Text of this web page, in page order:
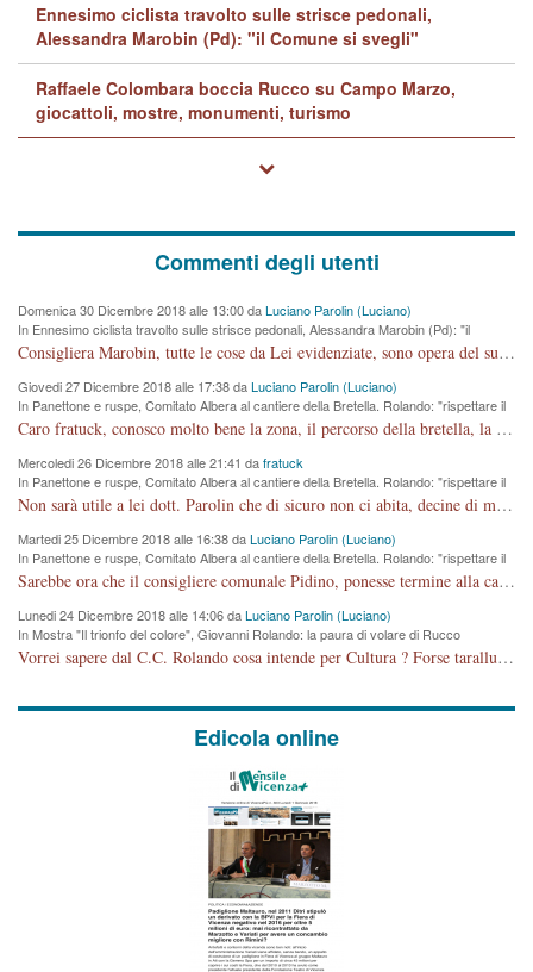
Ennesimo ciclista travolto sulle strisce pedonali,
Alessandra Marobin (Pd): "il Comune si svegli"
Raffaele Colombara boccia Rucco su Campo Marzo,
giocattoli, mostre, monumenti, turismo
Commenti degli utenti
Domenica 30 Dicembre 2018 alle 13:00 daLuciano Parolin (Luciano)
In Ennesimo ciclista travolto sulle strisce pedonali, Alessandra Marobin (Pd): "il
Comune si svegli"
Consigliera Marobin, tutte le cose da Lei evidenziate, sono opera del suo ex Assessore e compagno di Partito Antonio Marco Dalla Pozza Assessore alla "progettazione" di piste ciclabili e altre porcherie. A lui manderei il conto da saldare per incidenti e danni alle persone. E' ora che "finiamola." Avete perso rassegnatevi. qui IL SINDACO RUCCO NON C'ENTRA PER NIENTE. CAPITO!!!!!!!! Amen.
Giovedi 27 Dicembre 2018 alle 17:38 daLuciano Parolin (Luciano)
In Panettone e ruspe, Comitato Albera al cantiere della Bretella. Rolando: "rispettare il
cronoprogramma"
Caro fratuck, conosco molto bene la zona, il percorso della bretella, la situazione dei cittadini, abito in Viale Trento. A partire dal 2003 ho partecipato al Comitato di Maddalene pro bretella, e a riunioni propositive per apportare modifiche al progetto. Numerose mie foto del territorio sono arrivate a Roma, altri miei interventi (non graditi dalla Sx) sono stati pubblicati dal GdV, assieme ad altri come Ciro Asproso, ora favorevole alla bretella. Ho partecipato alla raccolta firme per la chiusura della strada x 5 giorni eseguita dal Sindaco Hullwech per sforamento 180 Micro/g. Pertanto come impegno per la tematica sono apposto con la coscienza. Ora il Progetto è partito, fine! Voglio dire che la nuova Giunta "comunale" non c'entra più. L'opera sarà "malauguratamente" eseguita, ma non con il mio placet. Il Consigliere Comunale dovrebbe capire che la campagna elettorale è finita, con buona pace di tutti. Quello che invece dovrebbe interessare è la proprietà della strada, dall'uscita autostradale Ovest, sino alla Rotatoria dell'Albara, vi sono tre possessori: Autostrade SpA; La Provincia, il Comune. Come la mettiamo per il futuro ? I costi, da 50 sono saliti a 100 milioni di € come dire 20 milioni a KM (!) da non credere. Comunque si farà. Ma nessuno canti Vittoria, anzi meglio non farne un ulteriore fatto "partitico" per questioni elettorali o di seggio. Se mi manda la sua mail, sono disponibile ad inviare i documenti e le foto sopra descritte. Con ossequi, Luciano Parolin
Mercoledi 26 Dicembre 2018 alle 21:41 dafratuck
In Panettone e ruspe, Comitato Albera al cantiere della Bretella. Rolando: "rispettare il
cronoprogramma"
Non sarà utile a lei dott. Parolin che di sicuro non ci abita, decine di migliaia di TIR, automobili e padroncini che passano quotidianamente per una strada appena rotabile, non è più possibile stendere i panni, attraversare la strada senza rischiare la morte, le case stanno crepando, i tempi sono cambiati e la bretella non passerà assolutamente per maddalene (ma cosa sta a dire?!), dia invece responsabilità a chi ha costruito tagliando la strada che doveva invece terminare a isola vicentina e non al moracchino lasciando Motta di Costabissara ancora in panne di traffico. I tempi sono cambiati dottore e se l'anagrafe della vita stagna nell'essere umano impressioni conservatrici, la società non le considera perchè va avanti, si industrializza e ha bisogno di infrastrutture e di sviluppo. Ultima considerazione, se è geloso di Rolando perchè vede in lui solo campagne politiche mentre si difendono i SOLI diritti dei cittadini, la preghiamo faccia considerazioni più appropriate. Saluti e complimenti per i suoi scritti.
Martedi 25 Dicembre 2018 alle 16:38 daLuciano Parolin (Luciano)
In Panettone e ruspe, Comitato Albera al cantiere della Bretella. Rolando: "rispettare il
cronoprogramma"
Sarebbe ora che il consigliere comunale Pidino, ponesse termine alla campagna elettorale nel territorio del suo seggio Villaggio del Sole. La tiraca è iniziata, distruggerà 6 km di prateria ovest della città, ricca di fonti e sorgenti d'acqua. I cittadini di Maddalene non avranno più Pace la notte. Molta colpa per la costruzione di questa Strada è proprio del signor Rolando,dei suoi gazebo mobili e che vuol far passare questa opera VANDALICA come progetto "utile" a chi ? Non è cosa seria sig. Rolando!
Lunedi 24 Dicembre 2018 alle 14:06 daLuciano Parolin (Luciano)
In Mostra "Il trionfo del colore", Giovanni Rolando: la paura di volare di Rucco
Vorrei sapere dal C.C. Rolando cosa intende per Cultura ? Forse tarallucci, vino e sagre, o spaghetti tricolori del PD ? Il continuo (s)parlare della mostra a Palazzo Chiericati caro consigliere DANNEGGIA FORTEMENTE l'immagine della città TUTTA e fa deviare i consensi che in RUSSIA (badi bene ex U.R.S.S.) sono ECCELLENTI. A livello artistico l'evento è di alta Valenza culturale, COMPITO di Tutta la Cittadinanza fare il possibile per propagandare l'iniziativa senza farne UN CASO PARTITICO come fa Lei da sempre. Meno Gazebo + Partecipazione! E così sia. Amen.
Edicola online